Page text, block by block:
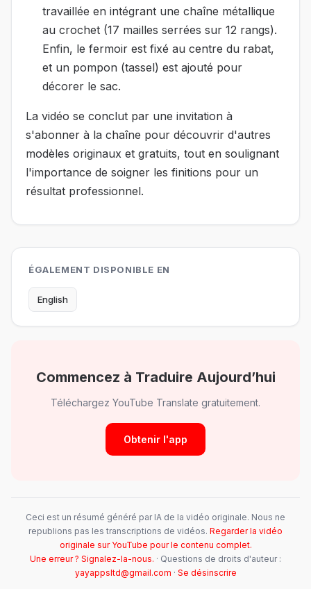
travaillée en intégrant une chaîne métallique
au crochet (17 mailles serrées sur 12 rangs).
Enfin, le fermoir est fixé au centre du rabat,
et un pompon (tassel) est ajouté pour
décorer le sac.
La vidéo se conclut par une invitation à
s'abonner à la chaîne pour découvrir d'autres
modèles originaux et gratuits, tout en soulignant
l'importance de soigner les finitions pour un
résultat professionnel.
ÉGALEMENT DISPONIBLE EN
English
Commencez à Traduire Aujourd’hui
Téléchargez YouTube Translate gratuitement.
Obtenir l'app
Ceci est un résumé généré par IA de la vidéo originale. Nous ne
republions pas les transcriptions de vidéos. Regarder la vidéo
originale sur YouTube pour le contenu complet.
Une erreur ? Signalez-la-nous. · Questions de droits d'auteur :
yayappsltd@gmail.com · Se désinscrire